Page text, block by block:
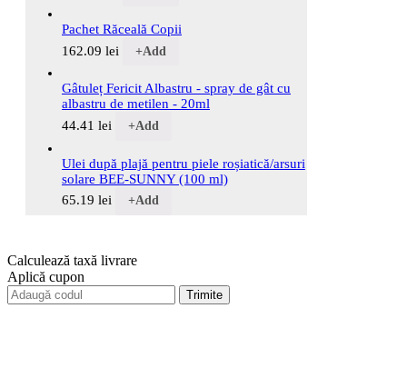
Pachet Răceală Copii
162.09 lei +Add
Gâtuleț Fericit Albastru - spray de gât cu
albastru de metilen - 20ml
44.41 lei +Add
Ulei după plajă pentru piele roșiatică/arsuri
solare BEE-SUNNY (100 ml)
65.19 lei +Add
Calculează taxă livrare
Aplică cupon
Trimite